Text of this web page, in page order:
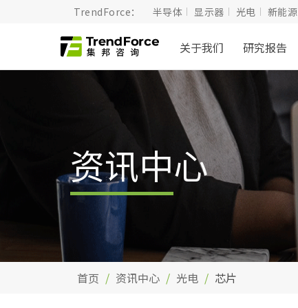
TrendForce： 半导体 显示器 光电 新能源
关于我们 研究报告
资讯中心
首页 资讯中心 光电 芯片